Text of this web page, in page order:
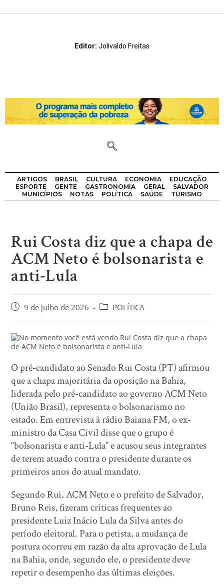
Editor: Jolivaldo Freitas
ARTIGOS BRASIL CULTURA ECONOMIA
EDUCAÇÃO
ESPORTE
GENTE GASTRONOMIA GERAL
SALVADOR
MUNICÍPIOS
NOTAS POLÍTICA SAÚDE TURISMO
Rui Costa diz que a chapa de
ACM Neto é bolsonarista e
anti-Lula
9 de julho de 2026 POLÍTICA
O pré-candidato ao Senado Rui Costa (PT) afirmou
que a chapa majoritária da oposição na Bahia,
liderada pelo pré-candidato ao governo ACM Neto
(União Brasil), representa o bolsonarismo no
estado. Em entrevista à rádio Baiana FM, o ex-
ministro da Casa Civil disse que o grupo é
“bolsonarista e anti-Lula” e acusou seus integrantes
de terem atuado contra o presidente durante os
primeiros anos do atual mandato.
Segundo Rui, ACM Neto e o prefeito de Salvador,
Bruno Reis, fizeram críticas frequentes ao
presidente Luiz Inácio Lula da Silva antes do
período eleitoral. Para o petista, a mudança de
postura ocorreu em razão da alta aprovação de Lula
na Bahia, onde, segundo ele, o presidente deve
repetir o desempenho das últimas eleições.